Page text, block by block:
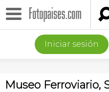
Iniciar sesión
Museo Ferroviario,